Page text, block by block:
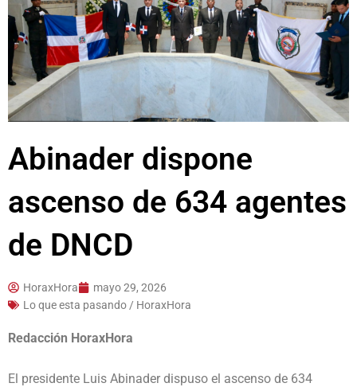
Abinader dispone
ascenso de 634 agentes
de DNCD
HoraxHora
mayo 29, 2026
Lo que esta pasando / HoraxHora
Redacción HoraxHora
El presidente Luis Abinader dispuso el ascenso de 634